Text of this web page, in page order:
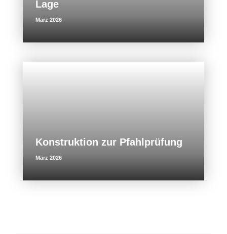
Lage
März 2026
Konstruktion zur Pfahlprüfung
März 2026